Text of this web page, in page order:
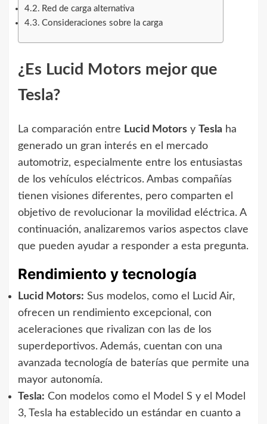
Red de carga alternativa
Consideraciones sobre la carga
¿Es Lucid Motors mejor que
Tesla?
La comparación entre Lucid Motors y Tesla ha
generado un gran interés en el mercado
automotriz, especialmente entre los entusiastas
de los vehículos eléctricos. Ambas compañías
tienen visiones diferentes, pero comparten el
objetivo de revolucionar la movilidad eléctrica. A
continuación, analizaremos varios aspectos clave
que pueden ayudar a responder a esta pregunta.
Rendimiento y tecnología
Lucid Motors: Sus modelos, como el Lucid Air,
ofrecen un rendimiento excepcional, con
aceleraciones que rivalizan con las de los
superdeportivos. Además, cuentan con una
avanzada tecnología de baterías que permite una
mayor autonomía.
Tesla: Con modelos como el Model S y el Model
3, Tesla ha establecido un estándar en cuanto a